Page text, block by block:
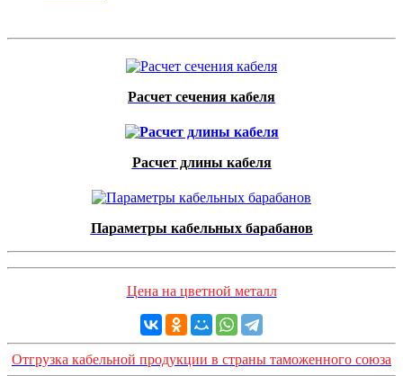
Расчет сечения кабеля
Расчет длины кабеля
Параметры кабельных барабанов
Цена на цветной металл
Отгрузка кабельной продукции в страны таможенного союза